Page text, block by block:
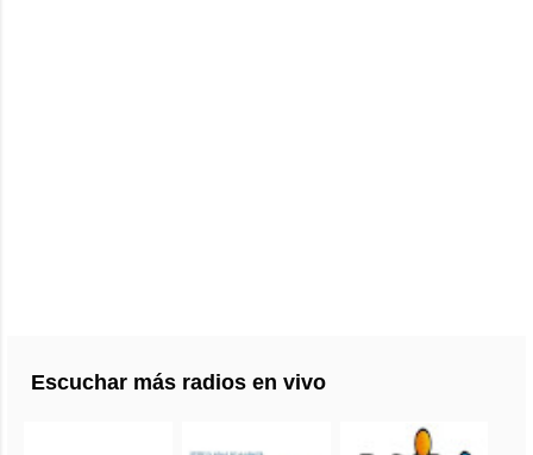
Escuchar más radios en vivo